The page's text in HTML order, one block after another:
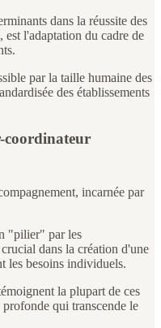
dans la réussite des
est l'adaptation du cadre de
par la taille humaine des
des établissements
coordinateur
incarnée par
"pilier" par les
dans la création d'une
les besoins individuels.
la plupart de ces
qui transcende le